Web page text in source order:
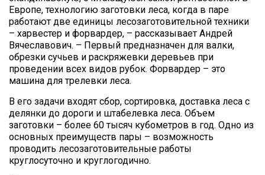
Европе, технологию заготовки леса, когда в паре
работают две единицы лесозаготовительной техники
– харвестер и форвардер, – рассказывает Андрей
Вячеславович. – Первый предназначен для валки,
обрезки сучьев и раскряжевки деревьев при
проведении всех видов рубок. Форвардер – это
машина для трелевки леса.
В его задачи входят сбор, сортировка, доставка леса с
делянки до дороги и штабелевка леса. Объем
заготовки – более 60 тысяч кубометров в год. Одно из
основных преимуществ пары – возможность
проводить лесозаготовительные работы
круглосуточно и круглогодично.